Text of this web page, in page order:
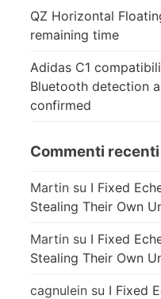
QZ Horizontal
remaining time
Adidas C1
Bluetooth detection
confirmed
Commenti recenti
Martin su I Fixed
Stealing Their Own
Martin su I Fixed
Stealing Their Own
cagnulein su I Fixed